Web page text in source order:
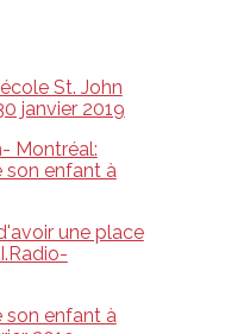
St. John
janvier 2019
Montréal:
son enfant à
une place
son enfant à